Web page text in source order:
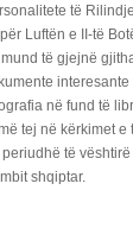
të
Luftën e II-të
të gjejnë
interesante
në fund të
tej në kërkimet e
të
shqiptar.